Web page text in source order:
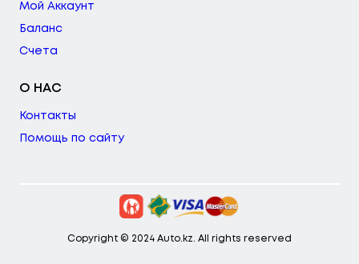
Мой Аккаунт
Баланс
Счета
О НАС
Контакты
Помощь по сайту
Copyright © 2024 Auto.kz. All rights reserved